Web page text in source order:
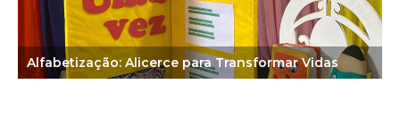
Alfabetização: Alicerce para Transformar Vidas